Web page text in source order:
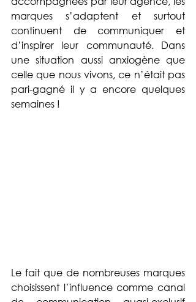
marques s’adaptent et surtout
continuent de communiquer et
d’inspirer leur communauté. Dans
une situation aussi anxiogène que
celle que nous vivons, ce n’était pas
pari-gagné il y a encore quelques
semaines !
Le fait que de nombreuses marques
choisissent l’influence comme canal